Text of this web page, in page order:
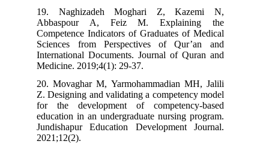
19. Naghizadeh Moghari Z, Kazemi N,
Abbaspour A, Feiz M. Explaining the
Competence Indicators of Graduates of Medical
Sciences from Perspectives of Qur’an and
International Documents. Journal of Quran and
Medicine. 2019;4(1): 29-37.
20. Movaghar M, Yarmohammadian MH, Jalili
Z. Designing and validating a competency model
for the development of competency-based
education in an undergraduate nursing program.
Jundishapur Education Development Journal.
2021;12(2).